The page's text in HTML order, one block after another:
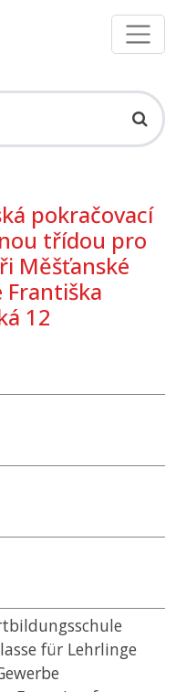
pokračovací
třídou pro
Měšťanské
Františka
12
für Lehrlinge